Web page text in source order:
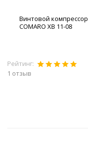
Винтовой компрессор
COMARO XB 11-08
Рейтинг:
1 отзыв